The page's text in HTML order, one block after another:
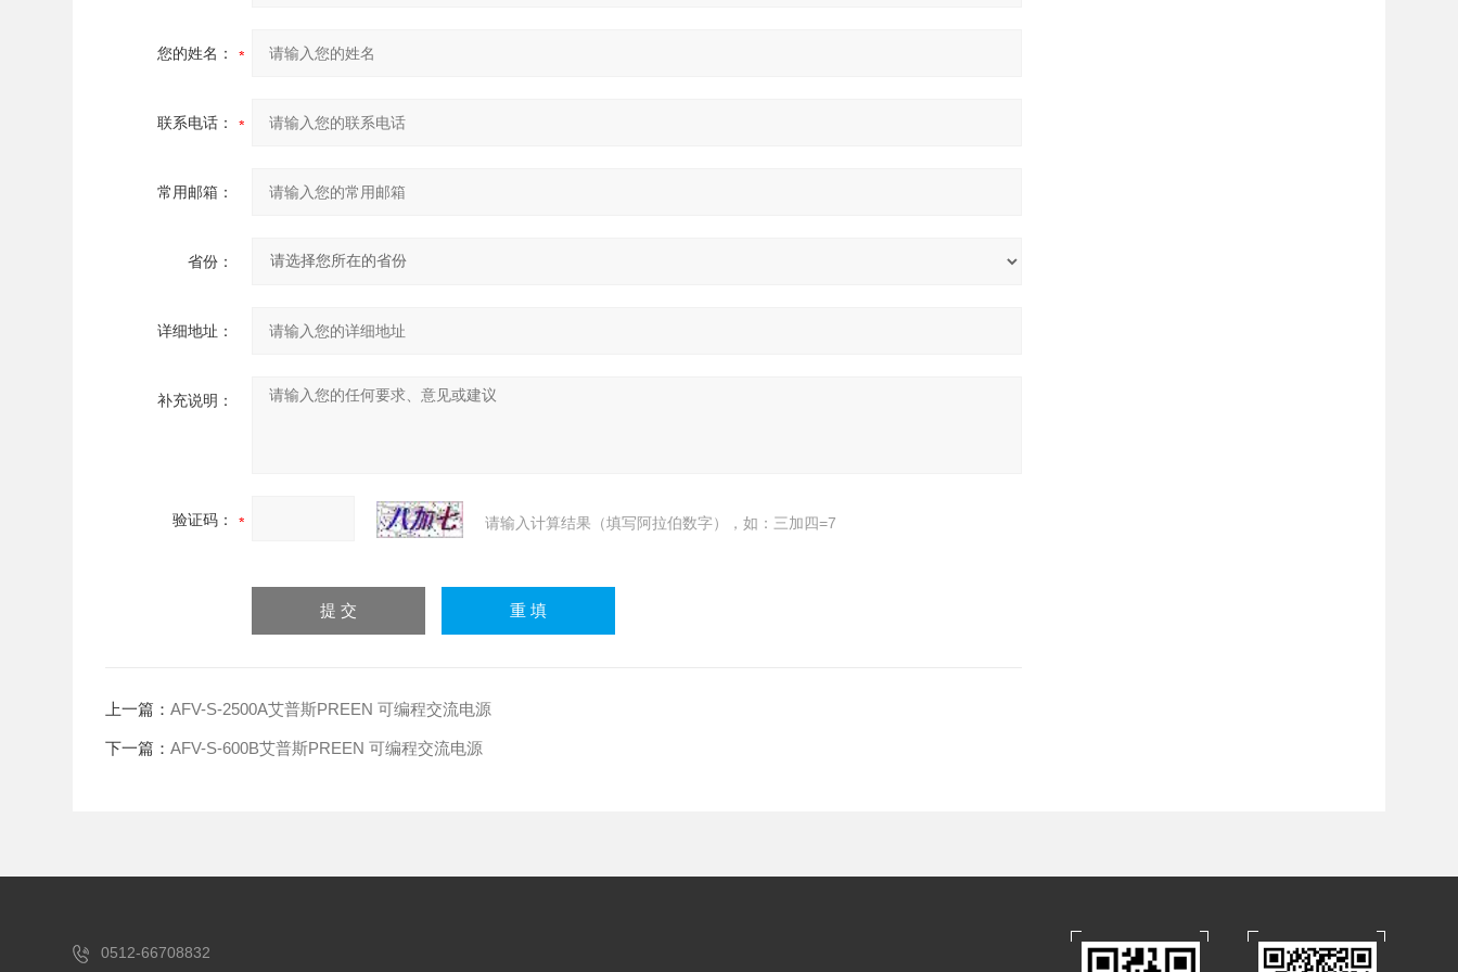
您的姓名：
联系电话：
常用邮箱：
省份：
详细地址：
补充说明：
验证码： 请输入计算结果（填写阿拉伯数字），如：三加四=7
上一篇：AFV-S-2500A艾普斯PREEN 可编程交流电源
下一篇：AFV-S-600B艾普斯PREEN 可编程交流电源
0512-66708832